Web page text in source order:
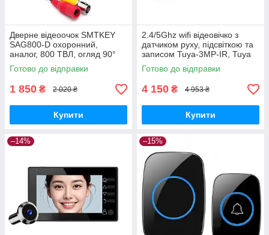
Дверне відеоочок SMTKEY
SAG800-D охоронний,
аналог, 800 ТВЛ, огляд 90°
GoodPlace -worry-free-
shopping-
Готово до відправки
1 850 ₴ 2 020 ₴
Купити
2.4/5Ghz wifi відеовічко з
датчиком руху, підсвіткою та
записом Tuya-3MP-IR, Tuya
Smart App GoodPlace -worry-
free-shopping-
Готово до відправки
4 150 ₴ 4 953 ₴
Купити
–14% –15%